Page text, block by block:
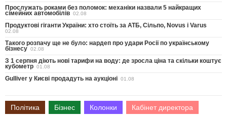
Прослужать роками без поломок: механіки назвали 5 найкращих
сімейних автомобілів 02.08
Продуктові гіганти України: хто стоїть за АТБ, Сільпо, Novus і Varus
02.08
Такого розпачу ще не було: нардеп про удари Росії по українському
бізнесу 02.08
З 1 серпня діють нові тарифи на воду: де зросла ціна та скільки коштує
кубометр 01.08
Gulliver у Києві продадуть на аукціоні 01.08
Політика Бізнес Колонки Кабінет директора